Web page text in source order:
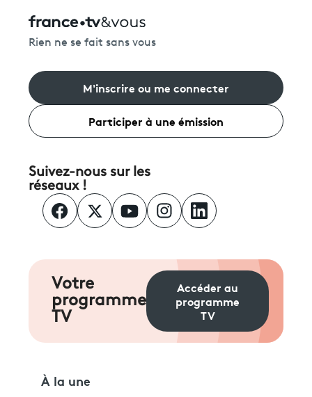
Rien ne se fait sans vous
M'inscrire ou me connecter
Participer à une émission
Suivez-nous sur les
réseaux !
Votre
programme
TV
Accéder au
programme
TV
À la une